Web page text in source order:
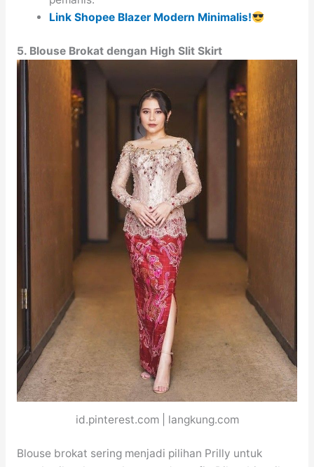
Link Shopee Blazer Modern Minimalis!
5. Blouse Brokat dengan High Slit Skirt
id.pinterest.com | langkung.com
Blouse brokat sering menjadi pilihan Prilly untuk